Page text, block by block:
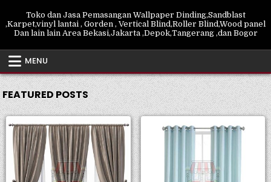
Toko dan Jasa Pemasangan Wallpaper Dinding,Sandblast
,Karpet,vinyl lantai , Gorden , Vertical Blind,Roller Blind,Wood panel
Dan lain lain Area Bekasi,Jakarta ,Depok,Tangerang ,dan Bogor
MENU
FEATURED POSTS